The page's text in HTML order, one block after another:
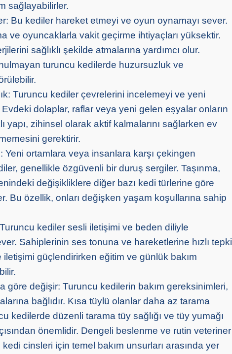
sağlayabilirler.
Bu kediler hareket etmeyi ve oyun oynamayı sever.
ve oyuncaklarla vakit geçirme ihtiyaçları yüksektir.
sağlıklı şekilde atmalarına yardımcı olur.
turuncu kedilerde huzursuzluk ve
Turuncu kediler çevrelerini incelemeyi ve yeni
dolaplar, raflar veya yeni gelen eşyalar onların
yapı, zihinsel olarak aktif kalmalarını sağlarken ev
gerektirir.
ortamlara veya insanlara karşı çekingen
genellikle özgüvenli bir duruş sergiler. Taşınma,
değişikliklere diğer bazı kedi türlerine göre
Bu özellik, onları değişken yaşam koşullarına sahip
kediler sesli iletişimi ve beden diliyle
Sahiplerinin ses tonuna ve hareketlerine hızlı tepki
güçlendirirken eğitim ve günlük bakım
göre değişir: Turuncu kedilerin bakım gereksinimleri,
bağlıdır. Kısa tüylü olanlar daha az tarama
kedilerde düzenli tarama tüy sağlığı ve tüy yumağı
önemlidir. Dengeli beslenme ve rutin veteriner
cinsleri için temel bakım unsurları arasında yer